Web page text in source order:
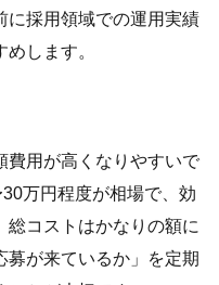
に採用領域での運用実績
します。
費用が高くなりやすいで
万円程度が相場で、効
総コストはかなりの額に
募が来ているか」を定期